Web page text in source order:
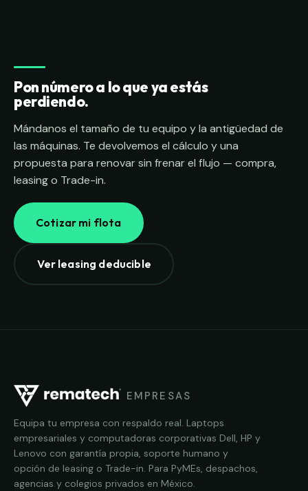
Pon número a lo que ya estás
perdiendo.
Mándanos el tamaño de tu equipo y la antigüedad de
las máquinas. Te devolvemos el cálculo y una
propuesta para renovar sin frenar el flujo — compra,
leasing o Trade-in.
Cotizar mi flota
Ver leasing deducible
EMPRESAS
Equipa tu empresa con respaldo real. Laptops
empresariales y computadoras corporativas Dell, HP y
Lenovo con garantía propia, soporte humano y
opción de leasing o Trade-in. Para PyMEs, despachos,
agencias y colegios privados en México.